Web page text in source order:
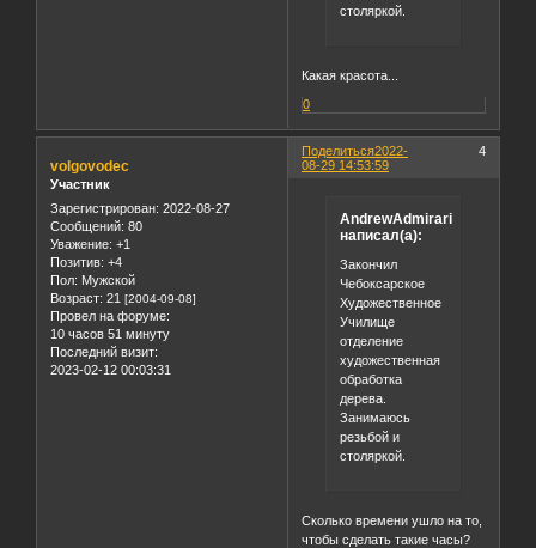
столяркой.
Какая красота...
0
Поделиться 4
2022-
08-29 14:53:59
volgovodec
Участник
Зарегистрирован: 2022-08-27
Сообщений: 80
Уважение: +1
Позитив: +4
Пол: Мужской
Возраст: 21 [2004-09-08]
Провел на форуме:
10 часов 51 минуту
Последний визит:
2023-02-12 00:03:31
AndrewAdmirari
написал(а):
Закончил
Чебоксарское
Художественное
Училище
отделение
художественная
обработка
дерева.
Занимаюсь
резьбой и
столяркой.
Сколько времени ушло на то,
чтобы сделать такие часы?